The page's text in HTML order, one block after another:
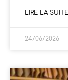
LIRE LA
24/06/2026